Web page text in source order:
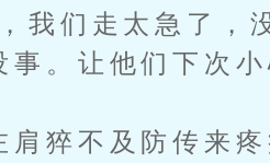
们走太急了，
让他们下次小
不及防传来疼